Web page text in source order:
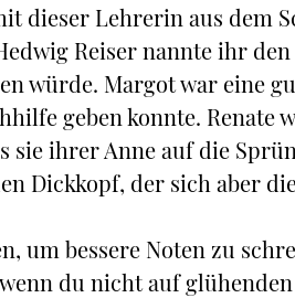
dieser Lehrerin aus dem
Reiser nannte ihr den
würde. Margot war eine
geben konnte. Renate
ihrer Anne auf die
Dickkopf, der sich aber
um bessere Noten zu
du nicht auf